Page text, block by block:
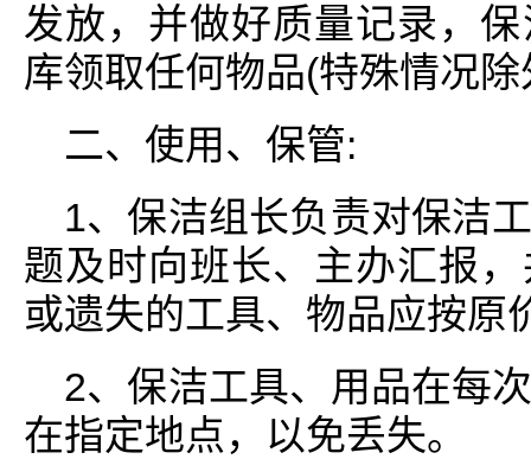
发放，并做好质量记录，
库领取任何物品(特殊情况除
二、使用、保管:
1、保洁组长负责对保洁
题及时向班长、主办汇报
或遗失的工具、物品应按原
2、保洁工具、用品在每
在指定地点，以免丢失。